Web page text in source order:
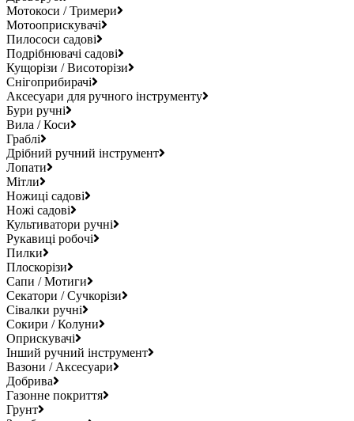
Мотокоси / Тримери
Мотооприскувачі
Пилососи садові
Подрібнювачі садові
Кущорізи / Висоторізи
Снігоприбирачі
Аксесуари для ручного інструменту
Бури ручні
Вила / Коси
Граблі
Дрібний ручний інструмент
Лопати
Мітли
Ножиці садові
Ножі садові
Культиватори ручні
Рукавиці робочі
Пилки
Плоскорізи
Сапи / Мотиги
Секатори / Сучкорізи
Сівалки ручні
Сокири / Колуни
Оприскувачі
Інший ручний інструмент
Вазони / Аксесуари
Добрива
Газонне покриття
Грунт